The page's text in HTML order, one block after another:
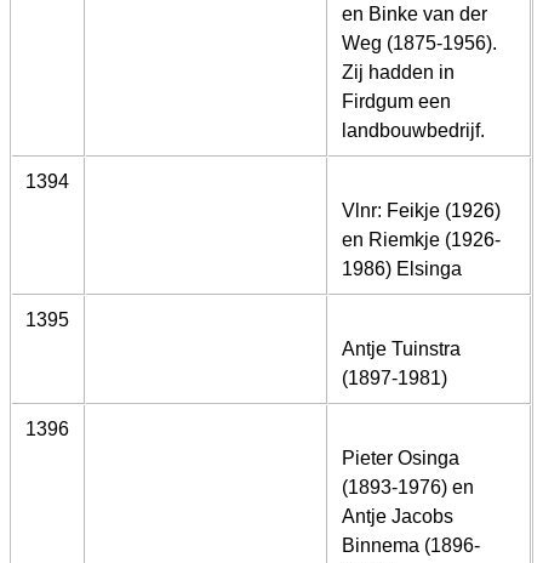
en Binke van der
Weg (1875-1956).
Zij hadden in
Firdgum een
landbouwbedrijf.
1394
Vlnr: Feikje (1926)
en Riemkje (1926-
1986) Elsinga
1395
Antje Tuinstra
(1897-1981)
1396
Pieter Osinga
(1893-1976) en
Antje Jacobs
Binnema (1896-